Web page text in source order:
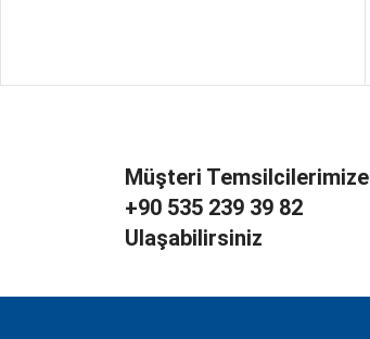
Müşteri Temsilcilerimize
+90 535 239 39 82
Ulaşabilirsiniz